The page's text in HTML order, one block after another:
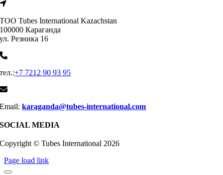
ТОО Tubes International Kazachstan
100000 Караганда
ул. Резника 16
тел.:+7 7212 90 93 95
Email:karaganda@tubes-international.com
SOCIAL MEDIA
Copyright © Tubes International 2026
Page load link